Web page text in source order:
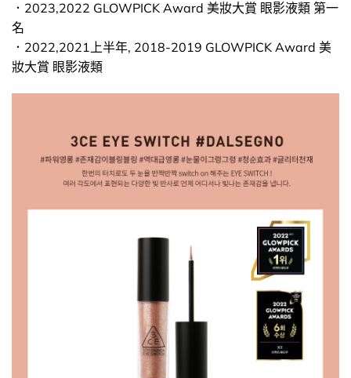
．2023,2022 GLOWPICK Award 美妝大賞 眼影液類 第一
名
．2022,2021上半年, 2018-2019 GLOWPICK Award 美
妝大賞 眼影液類